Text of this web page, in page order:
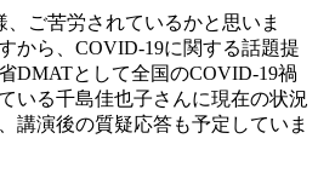
ご苦労されているかと思いま
から、COVID-19に関する話題提
DMATとして全国のCOVID-19禍
いる千島佳也子さんに現在の状況
講演後の質疑応答も予定していま